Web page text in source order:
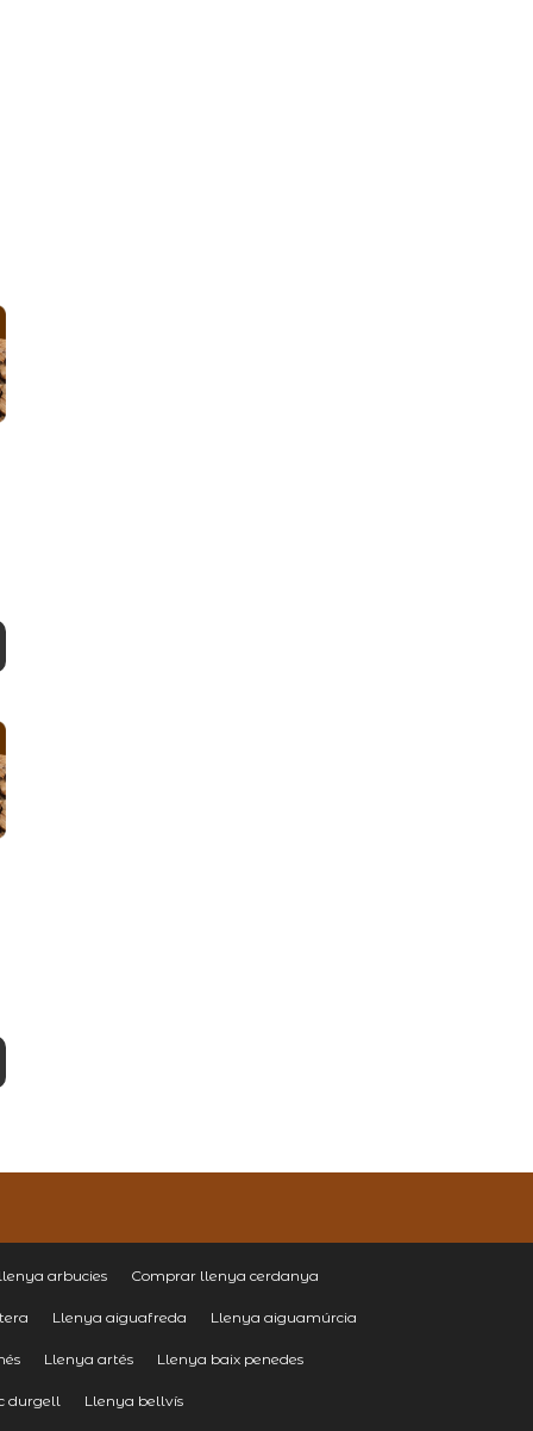
arbucies Comprar llenya cerdanya
Llenya aiguafreda Llenya aiguamúrcia
Llenya artés Llenya baix penedes
durgell Llenya bellvís